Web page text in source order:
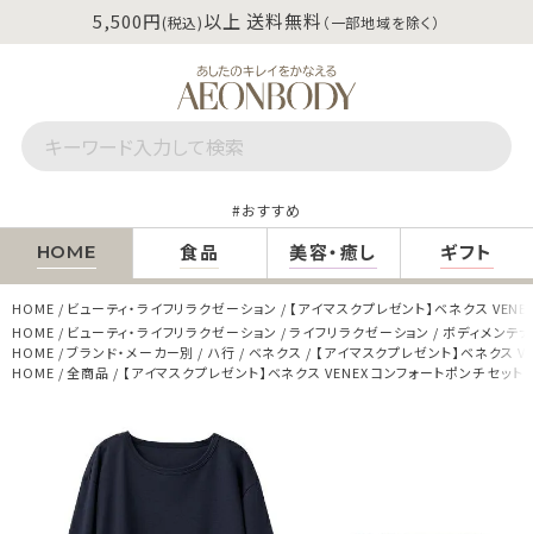
5,500円(税込)以上 送料無料 （一部地域を除く）
おすすめ
HOME 食品 美容・癒し ギフト
HOME ビューティ・ライフリラクゼーション
【アイマスクプレゼント】ベネクス
HOME
ビューティ・ライフリラクゼーション ライフリラクゼーション
ボディメンテ
HOME
ブランド・メーカー別 ハ行 ベネクス
【アイマスクプレゼント】ベネクス
HOME
全商品 【アイマスクプレゼント】ベネクス VENEX コンフォートポンチ セッ